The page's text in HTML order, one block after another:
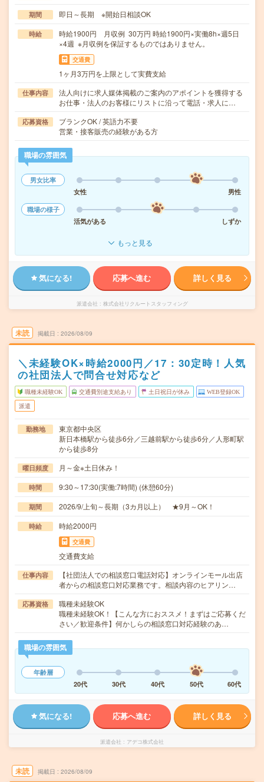
期間 即日～長期 ※開始日相談OK
時給
時給1900円 月収例 30万円 時給1900円×実働8h×週5日
×4週 ※月収例を保証するものではありません。
交通費
1ヶ月3万円を上限として実費支給
仕事内容
法人向けに求人媒体掲載のご案内のアポイントを獲得する
お仕事・法人のお客様にリストに沿って電話・求人に…
応募資格
ブランクOK / 英語力不要
営業・接客販売の経験がある方
職場の雰囲気
男女比率
女性
男性
職場の様子
活気がある
しずか
もっと見る
気になる! 応募へ進む 詳しく見る
派遣会社 株式会社リクルートスタッフィング
未読 掲載日 2026/08/09
＼未経験OK×時給2000円／17：30定時！人気
の社団法人で問合せ対応など
職種未経験OK 交通費別途支給あり 土日祝日が休み WEB登録OK
派遣
勤務地
東京都中央区
新日本橋駅から徒歩6分／三越前駅から徒歩6分／人形町駅
から徒歩8分
曜日頻度 月～金※土日休み！
時間 9:30～17:30(実働:7時間) (休憩60分)
期間 2026/9/上旬～長期（3カ月以上） ★9月～OK！
時給 時給2000円
交通費
交通費支給
仕事内容
【社団法人での相談窓口電話対応】オンラインモール出店
者からの相談窓口対応業務です。相談内容のヒアリン…
応募資格
職種未経験OK
職種未経験OK！【こんな方におススメ！まずはご応募くだ
さい／歓迎条件】何かしらの相談窓口対応経験のあ…
職場の雰囲気
年齢層
20代
30代 40代 50代 60代
気になる! 応募へ進む 詳しく見る
派遣会社 アデコ株式会社
未読 掲載日 2026/08/09